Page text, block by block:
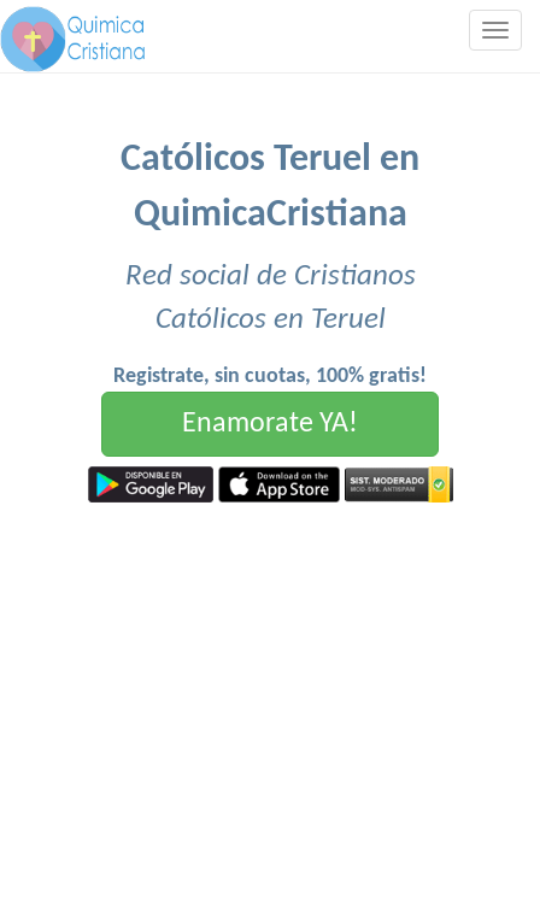
Católicos Teruel en
QuimicaCristiana
Red social de Cristianos
Católicos en Teruel
Registrate, sin cuotas, 100% gratis!
Enamorate YA!